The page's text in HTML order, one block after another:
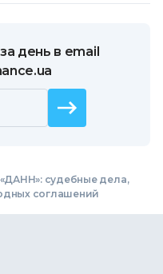
день в email
судебные дела,
соглашений